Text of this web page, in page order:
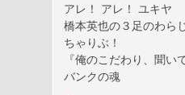
アレ！ アレ！ ユキヤ
橋本英也の３足のわら
ちゃりぶ！
『俺のこだわり、聞い
バンクの魂